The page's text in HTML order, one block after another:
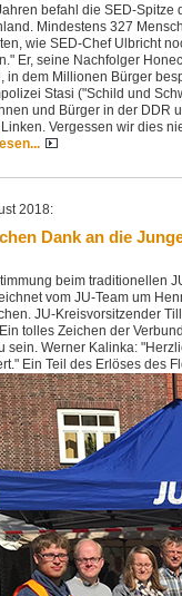
befahl die SED-Spitze
Mindestens 327
wie SED-Chef Ulbricht
Er, seine Nachfolger
in dem Millionen Bürger
Stasi ("Schild und
und Bürger in der DDR
Vergessen wir dies
2018:
Dank an die
beim traditionellen
vom JU-Team um
JU-Kreisvorsitzender
tolles Zeichen der
sein. Werner Kalinka:
Ein Teil des Erlöses des